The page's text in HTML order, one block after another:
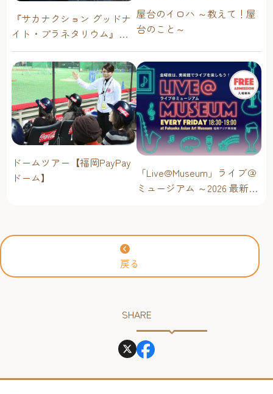
『サカナクション グッドナ
イト・プラネタリウム』が
今年も上映決定！【福岡市
科学館 ドームシアター】
2026年
屋台のイロハ ～教えて！屋
台のこと～
ドームツアー【福岡PayPay
ドーム】
「Live@Museum」ライブ＠
ミュージアム ～2026 最新イ
戻る
SHARE